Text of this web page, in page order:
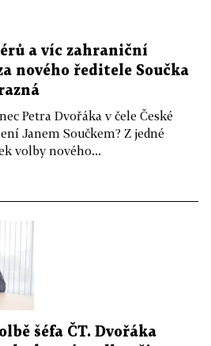
a víc zahraniční
nového ředitele Součka
Petra Dvořáka v čele České
Janem Součkem? Z jedné
volby nového...
šéfa ČT. Dvořáka